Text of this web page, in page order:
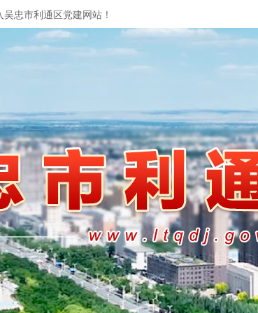
吴忠市利通区党建网站！